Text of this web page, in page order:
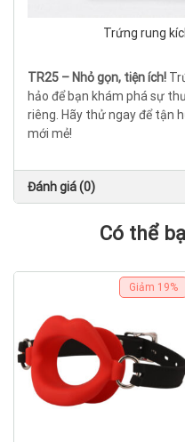
Trứng rung
TR25 – Nhỏ gọn, tiện ích!
hảo để bạn khám phá sự
riêng. Hãy thử ngay để tận
mới mẻ!
Đánh giá (0)
Có thể
Giảm 19%